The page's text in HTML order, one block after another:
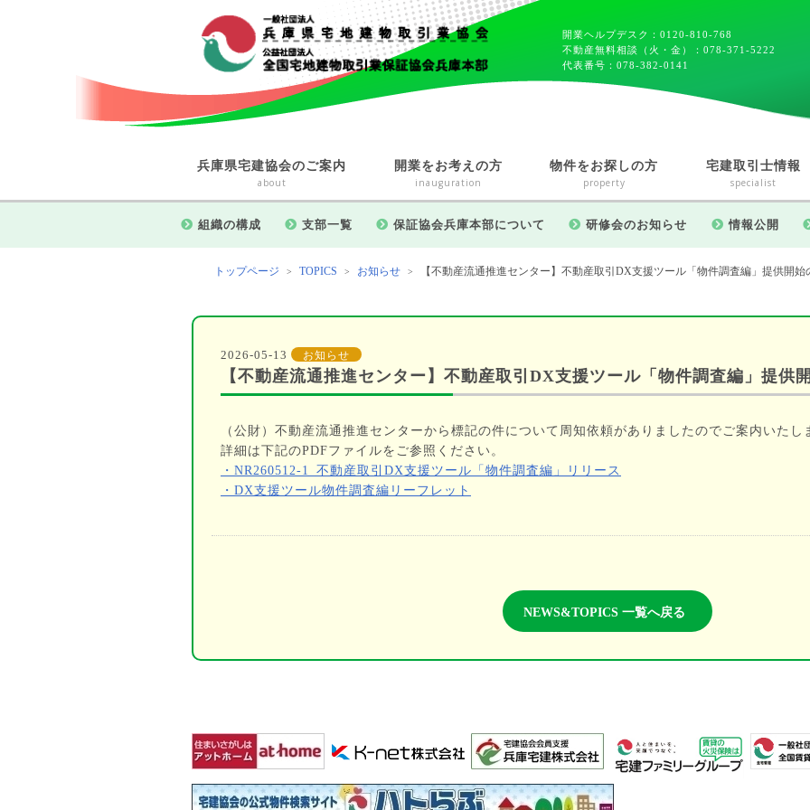
開業ヘルプデスク：0120-810-768
不動産無料相談（火・金）：078-371-5222
代表番号：078-382-0141
兵庫県宅建協会のご案内
about
組織の構成 支部一覧 保証協会兵庫本部について 研修会のお知らせ 情報公開
開業をお考えの方
inauguration
物件をお探しの方
property
宅建取引士情報
specialist
トップページ > TOPICS > お知らせ > 【不動産流通推進センター】不動産取引DX支援ツール「物件調査編」提供開始
2026-05-13 お知らせ
【不動産流通推進センター】不動産取引DX支援ツール「物件調査編」提供
（公財）不動産流通推進センターから標記の件について周知依頼がありましたのでご案内いたし
詳細は下記のPDFファイルをご参照ください。
・NR260512-1_不動産取引DX支援ツール「物件調査編」リリース
・DX支援ツール物件調査編リーフレット
NEWS&TOPICS 一覧へ戻る